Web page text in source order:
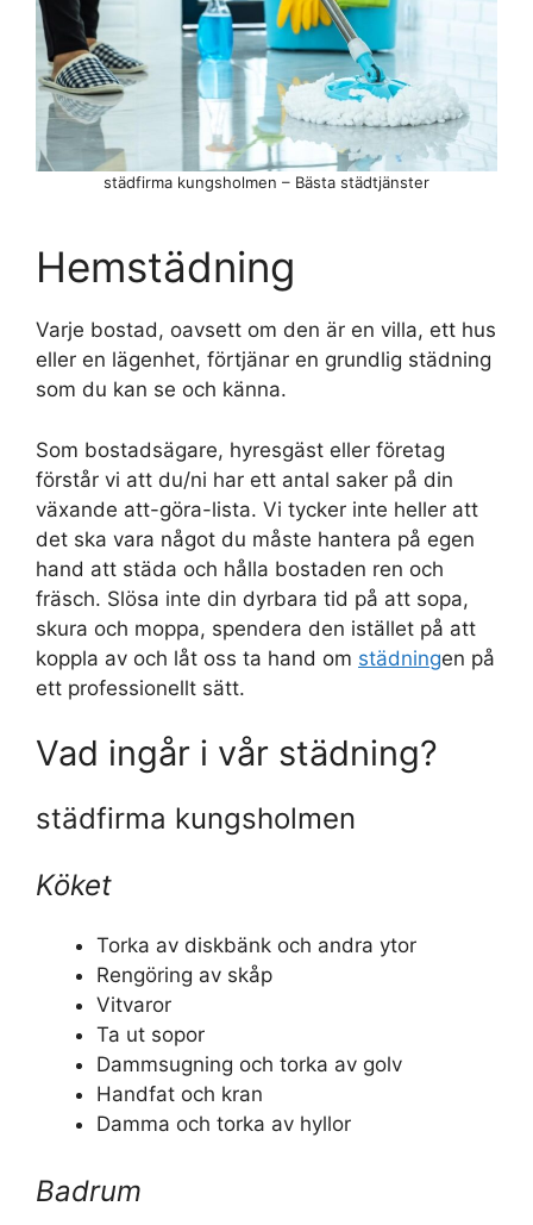
städfirma kungsholmen – Bästa städtjänster
Hemstädning
Varje bostad, oavsett om den är en villa, ett hus
eller en lägenhet, förtjänar en grundlig städning
som du kan se och känna.
Som bostadsägare, hyresgäst eller företag
förstår vi att du/ni har ett antal saker på din
växande att-göra-lista. Vi tycker inte heller att
det ska vara något du måste hantera på egen
hand att städa och hålla bostaden ren och
fräsch. Slösa inte din dyrbara tid på att sopa,
skura och moppa, spendera den istället på att
koppla av och låt oss ta hand om städningen på
ett professionellt sätt.
Vad ingår i vår städning?
städfirma kungsholmen
Köket
Torka av diskbänk och andra ytor
Rengöring av skåp
Vitvaror
Ta ut sopor
Dammsugning och torka av golv
Handfat och kran
Damma och torka av hyllor
Badrum